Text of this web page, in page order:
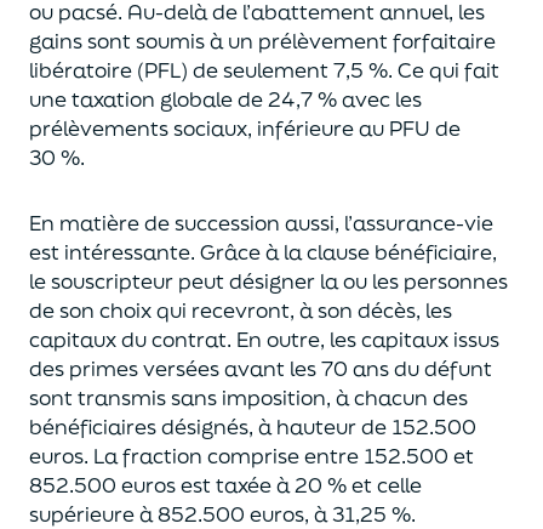
ou pacsé. Au-delàde l’abattement annuel, les
gains sont soumis à un prélèvement forfaitaire
libératoire (PFL) de seulement 7,5 %. Ce qui fait
une taxation globale de24,7 % avec les
prélèvements sociaux, inférieure au PFU de
30 %.
En matière de succession aussi, l’assurance-vie
est intéressante. Grâce à la clause bénéficiaire,
le souscripteur peut désigner la ou les personnes
de son choix qui recevront, à son décès, les
capitaux du contrat. En outre, les capitaux issus
des primes versées avant les 70 ans du défunt
sont transmis sans imposition, à chacun des
bénéficiaires désignés, à hauteur de 152.500
euros. La fraction comprise entre 152.500 et
852.500 eurosest taxée à 20 % et celle
supérieure à 852.500 euros, à 31,25 %.